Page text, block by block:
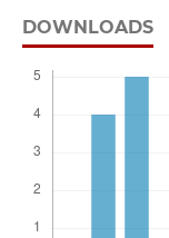
DOWNLOADS